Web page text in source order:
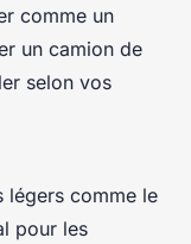
comme un
un camion de
selon vos
légers comme le
pour les